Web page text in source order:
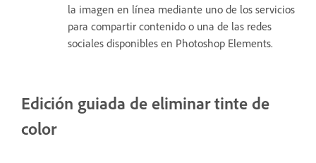
la imagen en línea mediante uno de los servicios
para compartir contenido o una de las redes
sociales disponibles en Photoshop Elements.
Edición guiada de eliminar tinte de
color